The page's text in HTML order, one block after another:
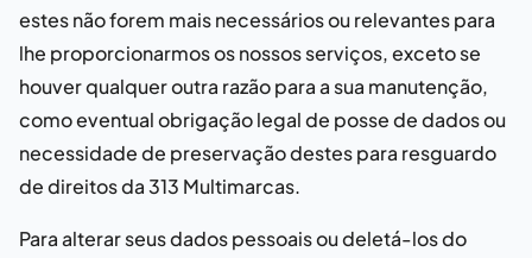
estes não forem mais necessários ou relevantes para
lhe proporcionarmos os nossos serviços, exceto se
houver qualquer outra razão para a sua manutenção,
como eventual obrigação legal de posse de dados ou
necessidade de preservação destes para resguardo
de direitos da313 Multimarcas.
Para alterar seus dados pessoais ou deletá-los do